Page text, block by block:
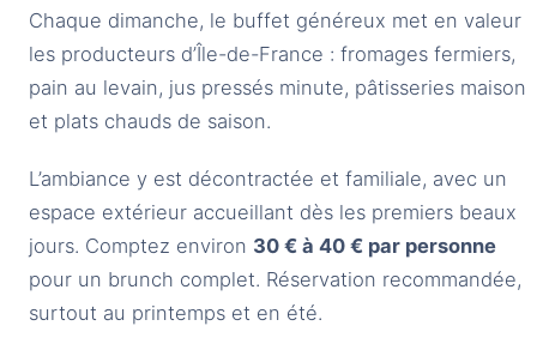
Chaque dimanche, le buffet généreux met en valeur
les producteurs d’Île-de-France : fromages fermiers,
pain au levain, jus pressés minute, pâtisseries maison
et plats chauds de saison.
L’ambiance y est décontractée et familiale, avec un
espace extérieur accueillant dès les premiers beaux
jours. Comptez environ 30 € à 40 € par personne
pour un brunch complet. Réservation recommandée,
surtout au printemps et en été.